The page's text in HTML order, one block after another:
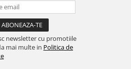
newsletter cu promotiile
mai multe in Politica de